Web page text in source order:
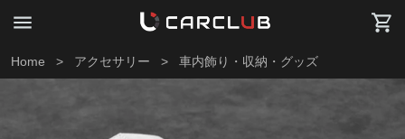
Home > アクセサリー > 車内飾り・収納・グッズ